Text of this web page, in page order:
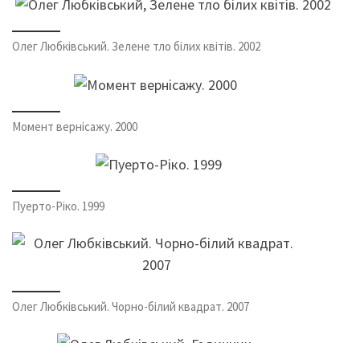
Олег Любківський. Зелене тло білих квітів. 2002
Момент вернісажу. 2000
Пуерто-Ріко. 1999
Олег Любківський. Чорно-білий квадрат. 2007